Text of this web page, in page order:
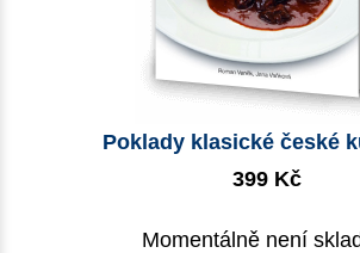
Poklady klasické české
399 Kč
Momentálně není